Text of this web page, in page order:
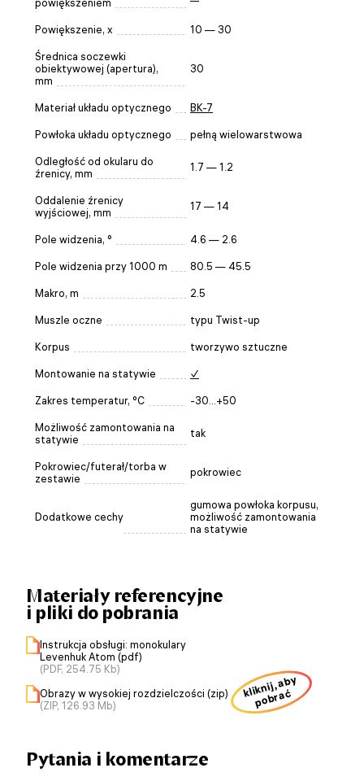
powiększeniem
Powiększenie, x 10 — 30
Średnica soczewki
obiektywowej (apertura),
mm
30
Materiał układu optycznego BK-7
Powłoka układu optycznego pełną wielowarstwowa
Odległość od okularu do
źrenicy, mm
1.7 — 1.2
Oddalenie źrenicy
wyjściowej, mm
17 — 14
Pole widzenia, ° 4.6 — 2.6
Pole widzenia przy 1000 m 80.5 — 45.5
Makro, m 2.5
Muszle oczne typu Twist-up
Korpus tworzywo sztuczne
Montowanie na statywie ✓
Zakres temperatur, °C -30...+50
Możliwość zamontowania na
statywie
tak
Pokrowiec/futerał/torba w
zestawie
pokrowiec
Dodatkowe cechy
gumowa powłoka korpusu,
możliwość zamontowania
na statywie
Materiały referencyjne
i pliki do pobrania
Instrukcja obsługi: monokulary
Levenhuk Atom (pdf)
(PDF, 254.75 Kb)
Obrazy w wysokiej rozdzielczości (zip)
(ZIP, 126.93 Mb)
kliknij, aby
pobrać
Pytania i komentarze